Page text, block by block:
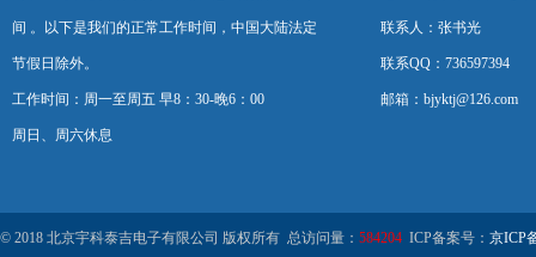
间 。以下是我们的正常工作时间，中国大陆法定
节假日除外。
工作时间：周一至周五 早8：30-晚6：00
周日、周六休息
联系人：张书光
联系QQ：736597394
邮箱：bjyktj@126.com
© 2018 北京宇科泰吉电子有限公司 版权所有 总访问量： 584204 ICP备案号： 京ICP